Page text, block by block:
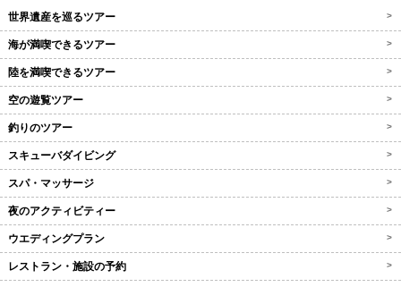
世界遺産を巡るツアー >
海が満喫できるツアー >
陸を満喫できるツアー >
空の遊覧ツアー >
釣りのツアー >
スキューバダイビング >
スパ・マッサージ >
夜のアクティビティー >
ウエディングプラン >
レストラン・施設の予約 >